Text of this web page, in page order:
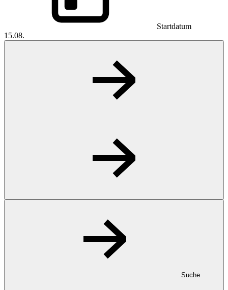
Startdatum
15.08.
Suche